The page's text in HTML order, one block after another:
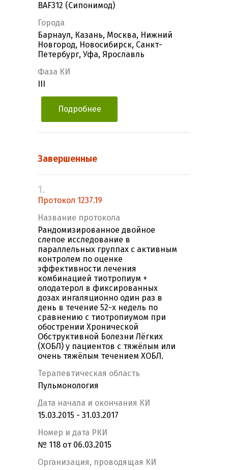
BAF312 (Сипонимод)
Города
Барнаул, Казань, Москва, Нижний
Новгород, Новосибирск, Санкт-
Петербург, Уфа, Ярославль
Фаза КИ
Подробнее
Завершенные
1.
Протокол 1237.19
Название протокола
Рандомизированное двойное
слепое исследование в
параллельных группах с активным
контролем по оценке
эффективности лечения
комбинацией тиотропиум +
олодатерол в фиксированных
дозах ингаляционно один раз в
день в течение 52-х недель по
сравнению с тиотропиумом при
обострении Хронической
Обструктивной Болезни Лёгких
(ХОБЛ) у пациентов с тяжёлым или
очень тяжёлым течением ХОБЛ.
Терапевтическая область
Пульмонология
Дата начала и окончания КИ
15.03.2015 - 31.03.2017
Номер и дата РКИ
№ 118 от 06.03.2015
Организация, проводящая КИ